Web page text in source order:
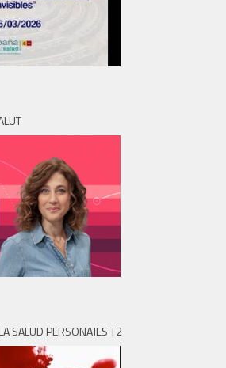
SALUD PERSONAJES T2